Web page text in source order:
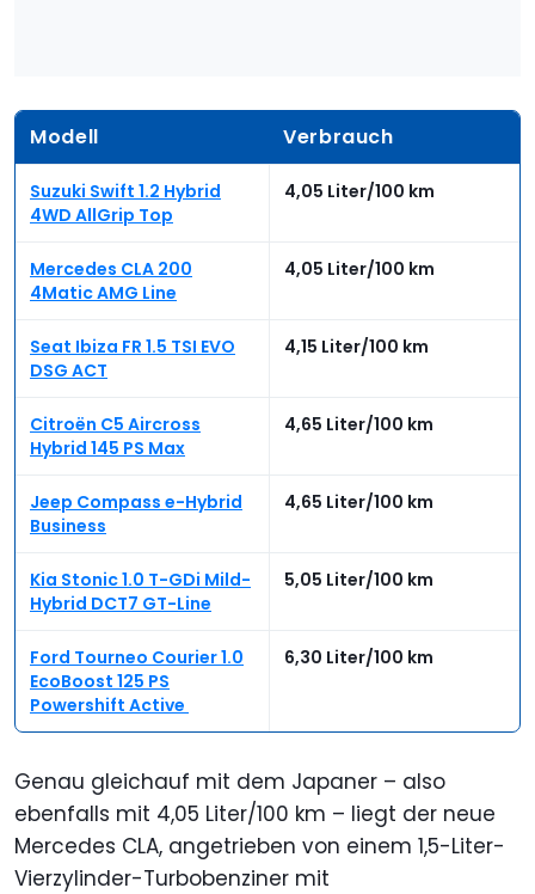
Modell Verbrauch
Suzuki Swift 1.2 Hybrid
4WD AllGrip Top
4,05 Liter/100 km
Mercedes CLA 200
4Matic AMG Line
4,05 Liter/100 km
Seat Ibiza FR 1.5 TSI EVO
DSG ACT
4,15 Liter/100 km
Citroën C5 Aircross
Hybrid 145 PS Max
4,65 Liter/100 km
Jeep Compass e-Hybrid
Business
4,65 Liter/100 km
Kia Stonic 1.0 T-GDi Mild-
Hybrid DCT7 GT-Line
5,05 Liter/100 km
Ford Tourneo Courier 1.0
EcoBoost 125 PS
Powershift Active
6,30 Liter/100 km
Genau gleichauf mit dem Japaner – also
ebenfalls mit 4,05 Liter/100 km – liegt der neue
Mercedes CLA, angetrieben von einem 1,5-Liter-
Vierzylinder-Turbobenziner mit